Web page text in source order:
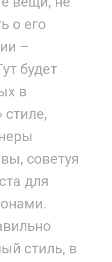
о его
–
будет
в
стиле,
советуя
для
стиль, в